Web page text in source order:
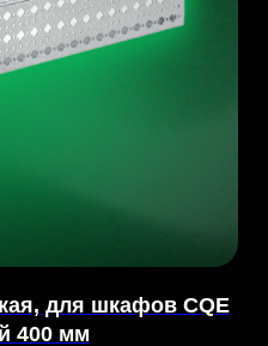
для шкафов CQE
400 мм